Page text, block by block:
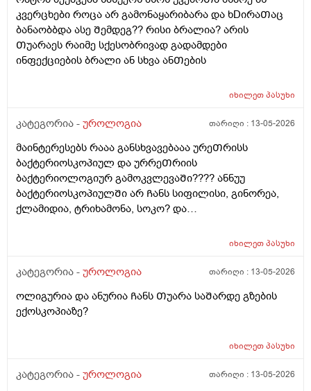
კვერცხები როცა არ გამონაყარიბარა და ხDირაᲗაც
ბანაობბდა ასე Შემდეგ?? რისი ბრალია? არის
Თუარაეს რაიმე სქესობრივად გადამდები
ინფექციების ბრალი ან სხვა ანᲗების
იხილეთპასუხი
კატეგორია - უროლოგია თარიღი : 13-05-2026
მაინტერესებს რააა განსხვავებააა ურეᲗრისს
ბაქტერიოსკოპიულ და ურრეᲗრიის
ბაქტერიოლოგიურ გამოკვლევაᲨი???? ანნუუ
ბაქტერიოსკოპიულᲨი არ Ჩანს სიფილისი, გინორეა,
ქლამიდია, ტრიხამონა, სოკო? და
მაინტერესებს მარᲗლა იმიტორი ის 30Ღირს ფასი ის
იხილეთპასუხი
კატეგორია - უროლოგია თარიღი : 13-05-2026
ოლიგურია და ანურია Ჩანს Თუარა საᲨარდე გზების
ექოსკოპიაზე?
იხილეთპასუხი
კატეგორია - უროლოგია თარიღი : 13-05-2026